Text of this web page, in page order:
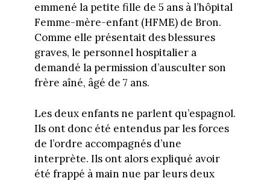
emmené la petite fille de 5 ans à l’hôpital
Femme-mère-enfant (HFME) de Bron.
Comme elle présentait des blessures
graves, le personnel hospitalier a
demandé la permission d’ausculter son
frère aîné, âgé de 7 ans.
Les deux enfants ne parlent qu’espagnol.
Ils ont donc été entendus par les forces
de l’ordre accompagnés d’une
interprète. Ils ont alors expliqué avoir
été frappé à main nue par leurs deux